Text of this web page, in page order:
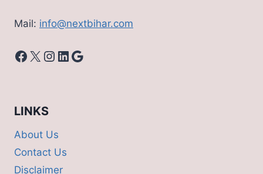
Mail: info@nextbihar.com
Facebook
X Instagram
LinkedIn
Google
LINKS
About Us
Contact Us
Disclaimer